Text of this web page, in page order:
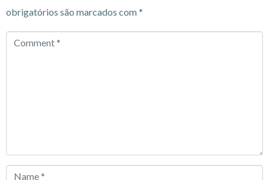
obrigatórios são marcados com*
Comment
Name